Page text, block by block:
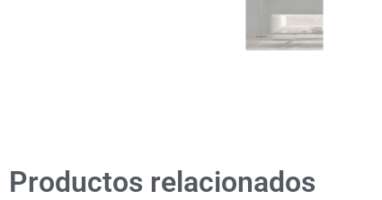
Productos relacionados